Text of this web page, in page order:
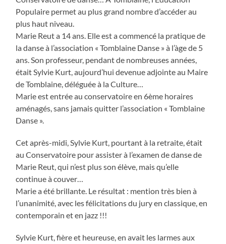
Populaire permet au plus grand nombre d’accéder au
plus haut niveau.
Marie Reut a 14 ans. Elle est a commencé la pratique de
la danse à l’association « Tomblaine Danse » à l’àge de 5
ans. Son professeur, pendant de nombreuses années,
était Sylvie Kurt, aujourd’hui devenue adjointe au Maire
de Tomblaine, déléguée à la Culture…
Marie est entrée au conservatoire en 6ème horaires
aménagés, sans jamais quitter l’association « Tomblaine
Danse ».
Cet après-midi, Sylvie Kurt, pourtant à la retraite, était
au Conservatoire pour assister à l’examen de danse de
Marie Reut, qui n’est plus son élève, mais qu’elle
continue à couver…
Marie a été brillante. Le résultat : mention très bien à
l’unanimité, avec les félicitations du jury en classique, en
contemporain et en jazz !!!
Sylvie Kurt, fière et heureuse, en avait les larmes aux